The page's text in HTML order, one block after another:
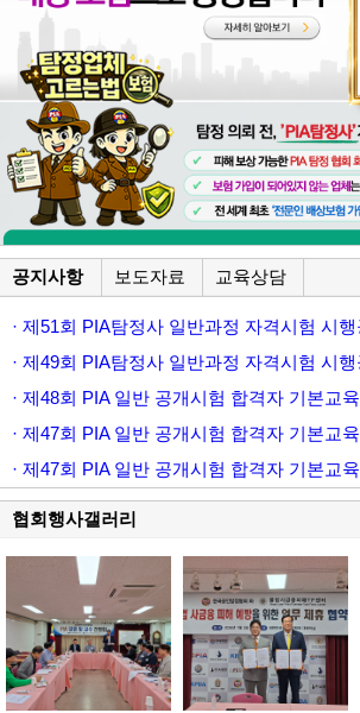
공지사항 보도자료 교육상담
· 제51회 PIA탐정사 일반과정 자격시험 시행
· 제49회 PIA탐정사 일반과정 자격시험 시행
· 제48회 PIA 일반 공개시험 합격자 기본교
· 제47회 PIA 일반 공개시험 합격자 기본교
· 제47회 PIA 일반 공개시험 합격자 기본교
협회행사갤러리